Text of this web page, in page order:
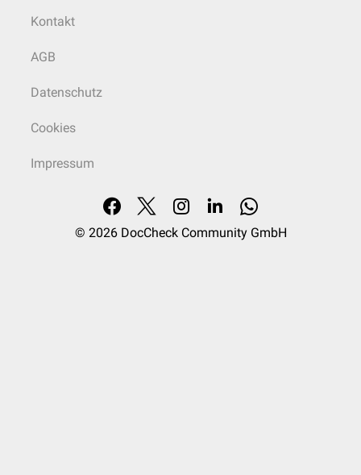
Kontakt
AGB
Datenschutz
Cookies
Impressum
© 2026 DocCheck Community GmbH